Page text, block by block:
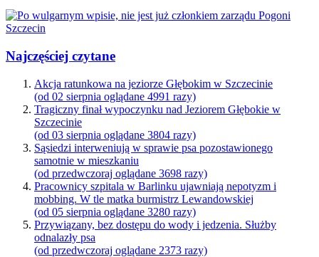
Najczęściej czytane
Akcja ratunkowa na jeziorze Głębokim w Szczecinie
(od 02 sierpnia oglądane 4991 razy)
Tragiczny finał wypoczynku nad Jeziorem Głębokie w
Szczecinie
(od 03 sierpnia oglądane 3804 razy)
Sąsiedzi interweniują w sprawie psa pozostawionego
samotnie w mieszkaniu
(od przedwczoraj oglądane 3698 razy)
Pracownicy szpitala w Barlinku ujawniają nepotyzm i
mobbing. W tle matka burmistrz Lewandowskiej
(od 05 sierpnia oglądane 3280 razy)
Przywiązany, bez dostępu do wody i jedzenia. Służby
odnalazły psa
(od przedwczoraj oglądane 2373 razy)